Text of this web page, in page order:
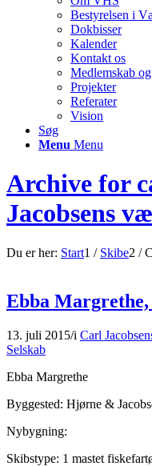
Bestyrelsen i
Dokbisser
Kalender
Kontakt os
Medlemskab
Projekter
Referater
Vision
Søg
Menu Menu
Archive for
Jacobsens
Du er her: Start1 / Skibe2 /
Ebba Margrethe,
13. juli 2015/i Carl
Selskab
Ebba Margrethe
Byggested: Hjørne &
Nybygning:
Skibstype: 1 mastet